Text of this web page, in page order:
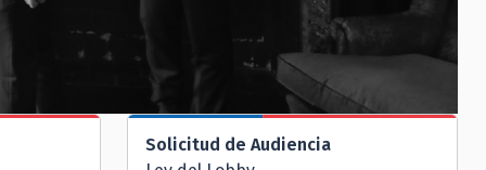
Solicitud de Audiencia